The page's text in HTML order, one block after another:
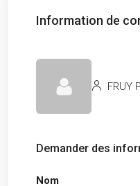
Information de
FRUY
Demander des
Nom